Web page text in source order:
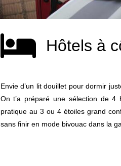
Hôtels à
Envie d’un lit douillet pour dormir
On t’a préparé une sélection de
pratique au 3 ou 4 étoiles grand
sans finir en mode bivouac dans la